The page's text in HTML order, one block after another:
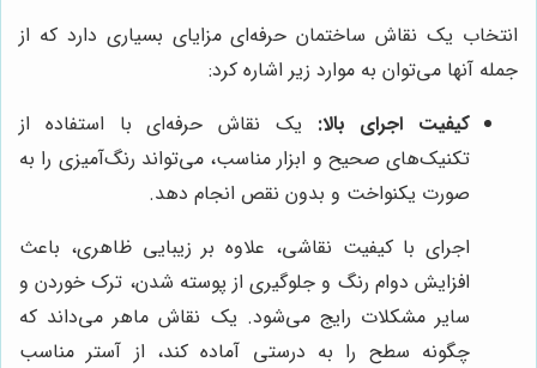
انتخاب یک نقاش ساختمان حرفه‌ای مزایای بسیاری دارد که از
جمله آنها می‌توان به موارد زیر اشاره کرد:
کیفیت اجرای بالا: یک نقاش حرفه‌ای با استفاده از
تکنیک‌های صحیح و ابزار مناسب، می‌تواند رنگ‌آمیزی را به
صورت یکنواخت و بدون نقص انجام دهد.
اجرای با کیفیت نقاشی، علاوه بر زیبایی ظاهری، باعث
افزایش دوام رنگ و جلوگیری از پوسته شدن، ترک خوردن و
سایر مشکلات رایج می‌شود. یک نقاش ماهر می‌داند که
چگونه سطح را به درستی آماده کند، از آستر مناسب